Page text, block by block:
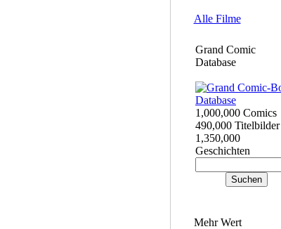
Alle Filme
Grand Comic
Database
1,000,000 Comics
490,000 Titelbilder
1,350,000
Geschichten
Mehr Wert